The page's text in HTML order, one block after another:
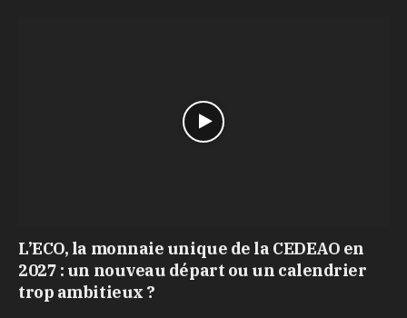
L’ECO, la monnaie unique de la CEDEAO en
2027 : un nouveau départ ou un calendrier
trop ambitieux ?